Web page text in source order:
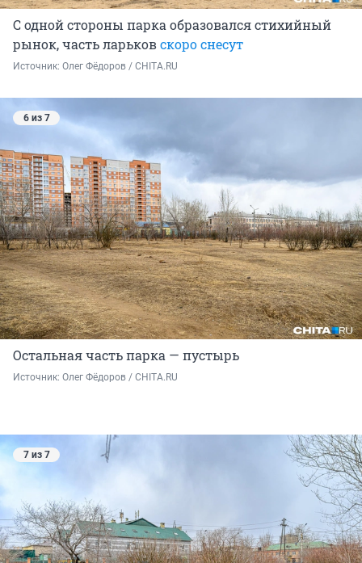
С одной стороны парка образовался стихийный
рынок, часть ларьковскоро снесут
Источник: Олег Фёдоров / CHITA.RU
6 из 7
Остальная часть парка — пустырь
Источник: Олег Фёдоров / CHITA.RU
7 из 7